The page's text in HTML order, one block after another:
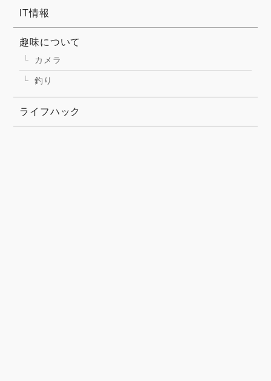
IT情報
趣味について
カメラ
釣り
ライフハック